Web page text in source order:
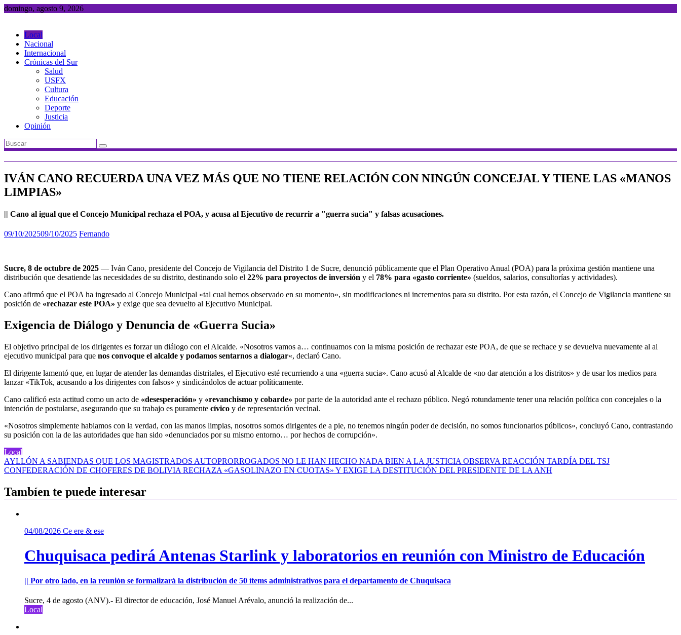
Saltar
domingo, agosto 9, 2026
Local
Nacional
Internacional
Crónicas del Sur
Salud
USFX
Cultura
Educación
Deporte
Justicia
Opinión
IVÁN CANO RECUERDA UNA VEZ MÁS QUE NO TIENE RELACIÓN CON NINGÚN CONCEJAL Y TIENE LAS «MANOS
LIMPIAS»
|| Cano al igual que el Concejo Municipal rechaza el POA, y acusa al Ejecutivo de recurrir a "guerra sucia" y falsas acusaciones.
09/10/202509/10/2025 Fernando
Sucre, 8 de octubre de 2025 — Iván Cano, presidente del Concejo de Vigilancia del Distrito 1 de Sucre, denunció públicamente que el Plan Operativo Anual (POA) para la próxima gestión mantiene una
distribución que desatiende las necesidades de su distrito, destinando solo el 22% para proyectos de inversión y el 78% para «gasto corriente» (sueldos, salarios, consultorías y actividades).
Cano afirmó que el POA ha ingresado al Concejo Municipal «tal cual hemos observado en su momento», sin modificaciones ni incrementos para su distrito. Por esta razón, el Concejo de Vigilancia mantiene su
posición de «rechazar este POA» y exige que sea devuelto al Ejecutivo Municipal.
Exigencia de Diálogo y Denuncia de «Guerra Sucia»
El objetivo principal de los dirigentes es forzar un diálogo con el Alcalde. «Nosotros vamos a… continuamos con la misma posición de rechazar este POA, de que se rechace y se devuelva nuevamente al al
ejecutivo municipal para que nos convoque el alcalde y podamos sentarnos a dialogar«, declaró Cano.
El dirigente lamentó que, en lugar de atender las demandas distritales, el Ejecutivo esté recurriendo a una «guerra sucia». Cano acusó al Alcalde de «no dar atención a los distritos» y de usar los medios para
lanzar «TikTok, acusando a los dirigentes con falsos» y sindicándolos de actuar políticamente.
Cano calificó esta actitud como un acto de «desesperación» y «revanchismo y cobarde» por parte de la autoridad ante el rechazo público. Negó rotundamente tener una relación política con concejales o la
intención de postularse, asegurando que su trabajo es puramente cívico y de representación vecinal.
«Nosotros simplemente hablamos con la verdad, con las manos limpias, nosotros somos dirigentes de a pie, no tenemos ningún poder de decisión, no somos funcionarios públicos», concluyó Cano, contrastando
su posición con la de las autoridades que han sido «denunciados por su mismo entorno… por hechos de corrupción».
Local
Navegación
de
entradas
AYLLÓN A SABIENDAS QUE LOS MAGISTRADOS AUTOPRORROGADOS NO LE HAN HECHO NADA BIEN A LA JUSTICIA OBSERVA REACCIÓN TARDÍA DEL TSJ
CONFEDERACIÓN DE CHOFERES DE BOLIVIA RECHAZA «GASOLINAZO EN CUOTAS» Y EXIGE LA DESTITUCIÓN DEL PRESIDENTE DE LA ANH
Tambíen te puede interesar
04/08/2026 Ce ere & ese
Chuquisaca pedirá Antenas Starlink y laboratorios en reunión con Ministro de Educación
|| Por otro lado, en la reunión se formalizará la distribución de 50 ítems administrativos para el departamento de Chuquisaca
Sucre, 4 de agosto (ANV).- El director de educación, José Manuel Arévalo, anunció la realización de...
Local